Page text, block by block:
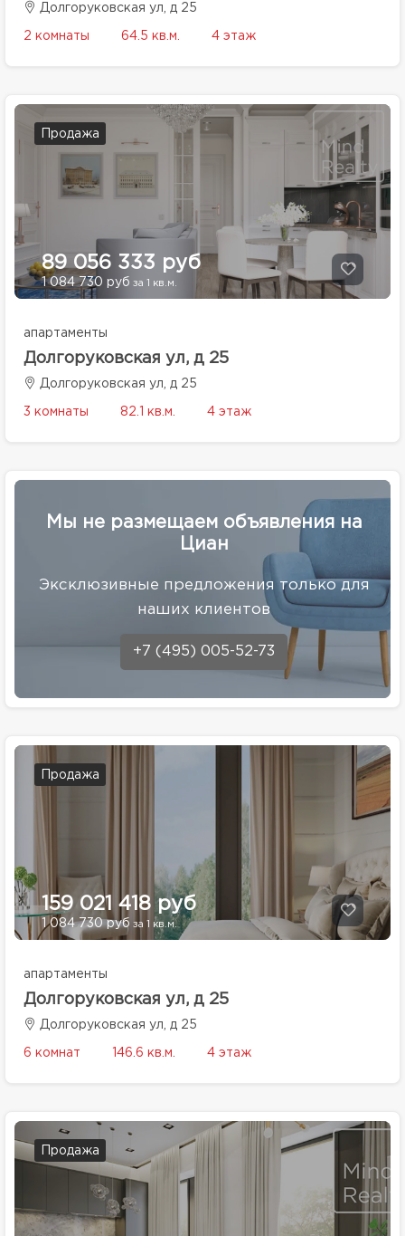
Долгоруковская ул, д 25
2 комнаты 64.5 кв.м. 4 этаж
Продажа
89 056 333 руб
1 084 730 руб за 1 кв.м.
апартаменты
Долгоруковская ул, д 25
Долгоруковская ул, д 25
3 комнаты 82.1 кв.м. 4 этаж
Мы не размещаем объявления на
Циан
Эксклюзивные предложения только для
наших клиентов
+7 (495) 005-52-73
Продажа
159 021 418 руб
1 084 730 руб за 1 кв.м.
апартаменты
Долгоруковская ул, д 25
Долгоруковская ул, д 25
6 комнат 146.6 кв.м. 4 этаж
Продажа